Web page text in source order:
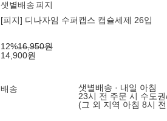
샛별배송피지
[피지] 디나자임 수퍼캡스 캡슐세제 26입
12%16,950원
14,900원
배송
샛별배송 · 내일 아침
23시 전 주문 시 수도
(그 외 지역 아침 8시